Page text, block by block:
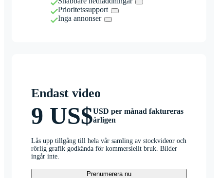
Prioritetssupport
Inga annonser
Endast video
9 US$USD per månad faktureras
årligen
Lås upp tillgång till hela vår samling av stockvideor och
rörlig grafik godkända för kommersiellt bruk. Bilder
ingår inte.
Prenumerera nu